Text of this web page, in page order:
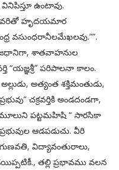
ఉంటావు.
హృదయమార
వసుంధరానీలమేఖలవు.””.
శాతవాహనుల
“యజ్ఞశ్రీ” పరిపాలనా కాలం.
అత్యంత శక్తిమంతుడు,
చక్రవర్తికి అండదండగా,
మూలుని పట్టమహిషి “ సారసికా
ఆడపడుచు. వీరి
గుణవతి, విద్యావంతురాలు,
తల్లి ప్రభావము వలన